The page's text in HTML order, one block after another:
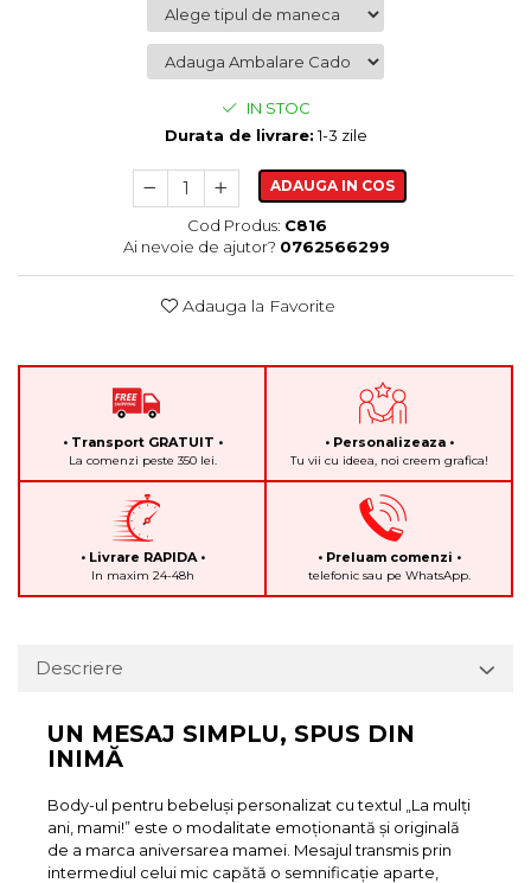
IN STOC
Durata de livrare:1-3 zile
ADAUGA IN COS
Cod Produs: C816
Ai nevoie de ajutor? 0762566299
Adauga la Favorite
• Transport GRATUIT •
La comenzi peste 350 lei.
• Personalizeaza •
Tu vii cu ideea, noi creem grafica!
• Livrare RAPIDA •
In maxim 24-48h
• Preluam comenzi •
telefonic sau pe WhatsApp.
Descriere
UN MESAJ SIMPLU, SPUS DIN
INIMĂ
Body-ul pentru bebeluși personalizat cu textul „La mulți
ani, mami!” este o modalitate emoționantă și originală
de a marca aniversarea mamei. Mesajul transmis prin
intermediul celui mic capătă o semnificație aparte,